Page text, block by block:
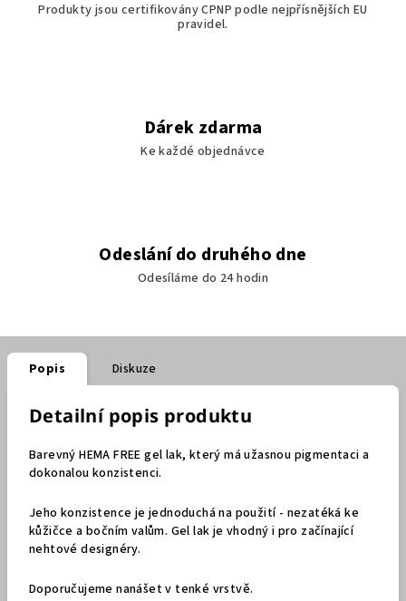
Produkty jsou certifikovány CPNP podle nejpřísnějších EU
pravidel.
Dárek zdarma
Ke každé objednávce
Odeslání do druhého dne
Odesíláme do 24 hodin
Popis Diskuze
Detailní popis produktu
Barevný HEMA FREE gel lak, který má užasnou pigmentaci a
dokonalou konzistenci.
Jeho konzistence je jednoduchá na použití - nezatéká ke
kůžičce a bočním valům. Gel lak je vhodný i pro začínající
nehtové designéry.
Doporučujeme nanášet v tenké vrstvě.